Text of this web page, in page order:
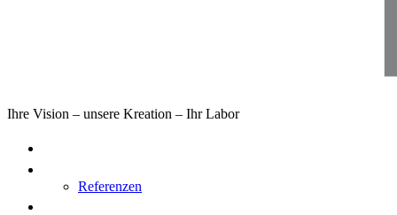
Ihre Vision – unsere Kreation – Ihr Labor
Referenzen